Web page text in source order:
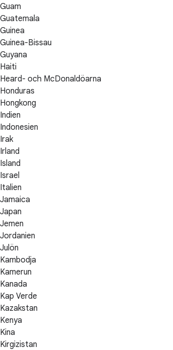
Guam
Guatemala
Guinea
Guinea-Bissau
Guyana
Haiti
Heard- och McDonaldöarna
Honduras
Hongkong
Indien
Indonesien
Irak
Irland
Island
Israel
Italien
Jamaica
Japan
Jemen
Jordanien
Julön
Kambodja
Kamerun
Kanada
Kap Verde
Kazakstan
Kenya
Kina
Kirgizistan